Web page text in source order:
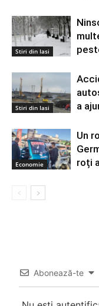
Stiri din Iasi
Stiri din Iasi
a
Economie
Un
roți
Abonează-te